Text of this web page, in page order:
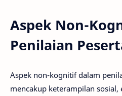
Aspek Non-
Penilaian
Aspek non-kognitif dalam
mencakup keterampilan